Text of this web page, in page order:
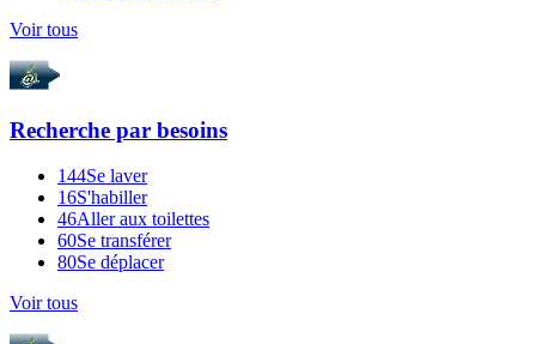
Voir tous
Recherche par besoins
144Se laver
16S'habiller
46Aller aux toilettes
60Se transférer
80Se déplacer
Voir tous